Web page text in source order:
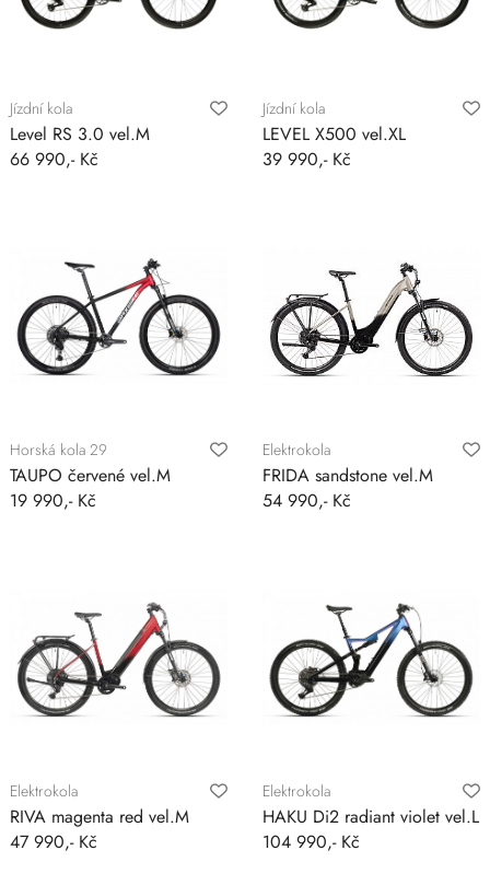
Jízdní kola
Level RS 3.0 vel.M
66 990,- Kč
Jízdní kola
LEVEL X500 vel.XL
39 990,- Kč
Horská kola 29
TAUPO červené vel.M
19 990,- Kč
Elektrokola
FRIDA sandstone vel.M
54 990,- Kč
Elektrokola
RIVA magenta red vel.M
47 990,- Kč
Elektrokola
HAKU Di2 radiant violet vel.L
104 990,- Kč